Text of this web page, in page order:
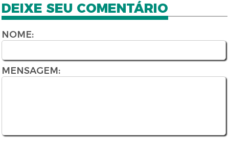
DEIXE SEU COMENTÁRIO
NOME:
MENSAGEM: